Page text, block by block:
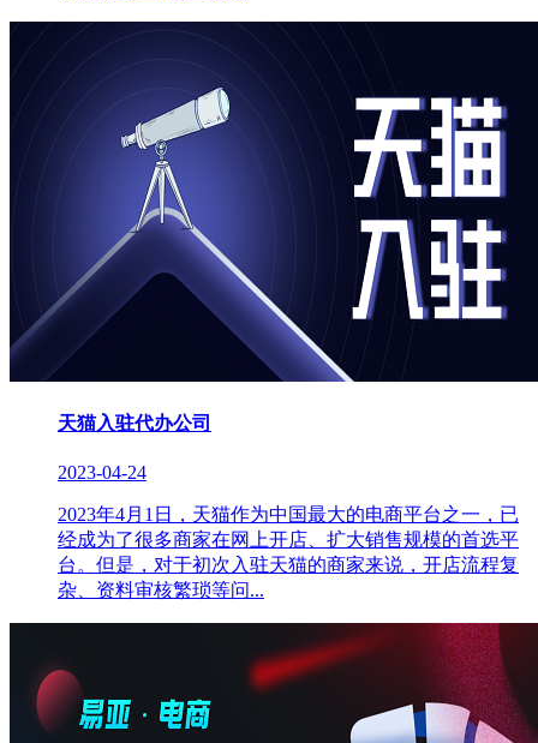
天猫入驻代办公司
2023-04-24
2023年4月1日，天猫作为中国最大的电商平台之一，已
经成为了很多商家在网上开店、扩大销售规模的首选平
台。但是，对于初次入驻天猫的商家来说，开店流程复
杂、资料审核繁琐等问...